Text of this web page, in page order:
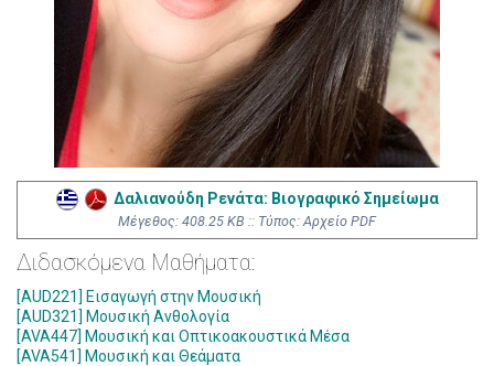
Δαλιανούδη Ρενάτα: Βιογραφικό Σημείωμα
Mέγεθος: 408.25 KB :: Τύπος: Αρχείο PDF
Διδασκόμενα Μαθήματα:
[AUD221] Εισαγωγή στην Μουσική
[AUD321] Μουσική Ανθολογία
[AVA447] Μουσική και Οπτικοακουστικά Μέσα
[AVA541] Μουσική και Θεάματα